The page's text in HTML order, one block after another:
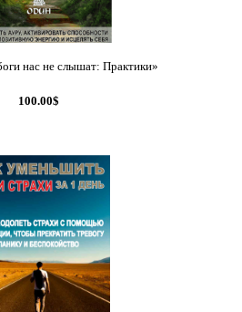
нас не слышат: Практики»
100.00$